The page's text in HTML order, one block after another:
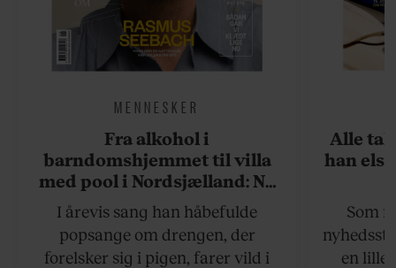
MENNESKER
Fra alkohol i
barndomshjemmet til villa
med pool i Nordsjælland: Nu
skal du høre sandheden om
Rasmus Seebach
I årevis sang han håbefulde
popsange om drengen, der
forelsker sig i pigen, farer vild i
Alle
han
Som
en lille